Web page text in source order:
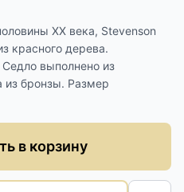
XX века, Stevenson
красного дерева.
выполнено из
из бронзы. Размер
в корзину